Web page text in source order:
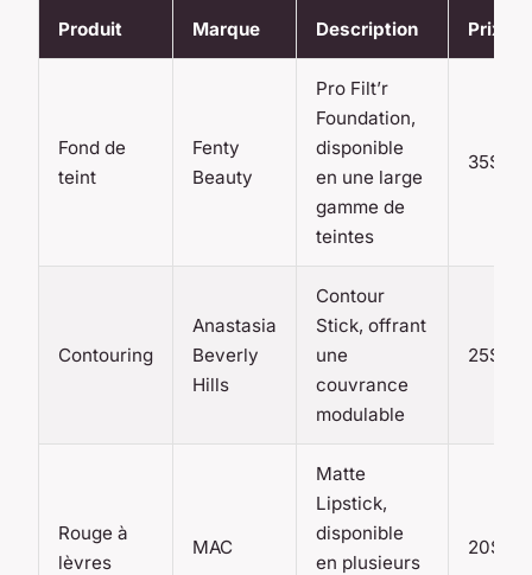
Produit Marque Description Prix
Fond de
teint
Fenty
Beauty
Pro Filt’r
Foundation,
disponible
en une large
gamme de
teintes
35$
Contouring
Anastasia
Beverly
Hills
Contour
Stick, offrant
une
couvrance
modulable
25$
Rouge à
lèvres
MAC
Matte
Lipstick,
disponible
en plusieurs
20$